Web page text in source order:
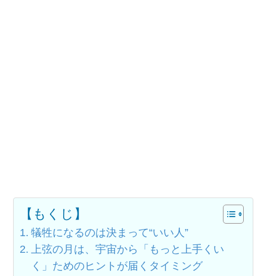
【もくじ】
犠牲になるのは決まって“いい人”
上弦の月は、宇宙から「もっと上手くい
く」ためのヒントが届くタイミング